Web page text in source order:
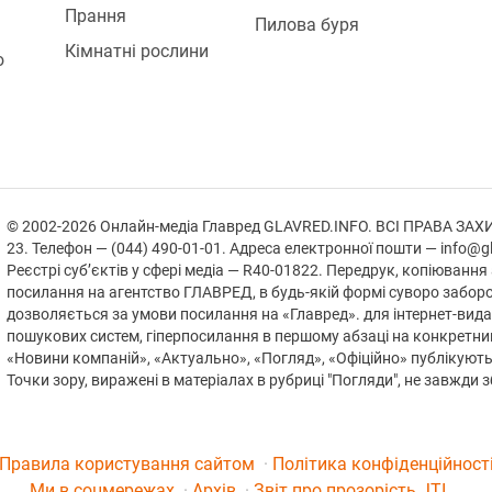
Прання
Кімнатні рослини
Пилова буря
© 2002-2026 Онлайн-медіа Главред GLAVRED.INFO. ВСІ ПРАВА
23. Телефон — (044) 490-01-01. Адреса електронної пошти —
Реєстрі суб’єктів у сфері медіа — R40-01822. Передрук, копіювання
посилання на агентство ГЛАВРЕД, в будь-якій формi суворо
дозволяється за умови посилання на «Главред». для інтернет-
пошукових систем, гіперпосилання в першому абзаці на
«Новини компаній», «Актуально», «Погляд», «Офіційно»
Точки зору, виражені в матеріалах в рубриці "Погляди", не завжди
Правила користування сайтом
Політика